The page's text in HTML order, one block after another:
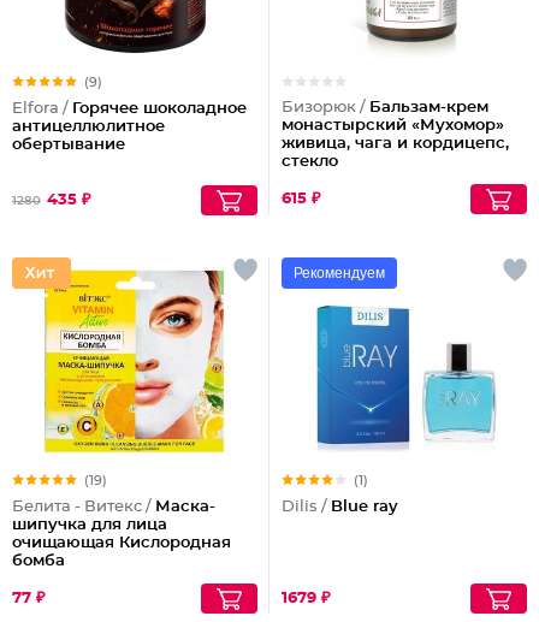
(9)
Elfora / Горячее шоколадное
антицеллюлитное
обертывание
1280 435 ₽
Бизорюк / Бальзам-крем
монастырский «Мухомор»
живица, чага и кордицепс,
стекло
615 ₽
(19)
Белита - Витекс / Маска-
шипучка для лица
очищающая Кислородная
бомба
77 ₽
Рекомендуем
(1)
Dilis / Blue ray
1679 ₽